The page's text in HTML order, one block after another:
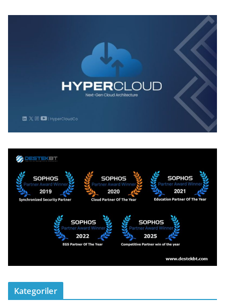
Kategoriler